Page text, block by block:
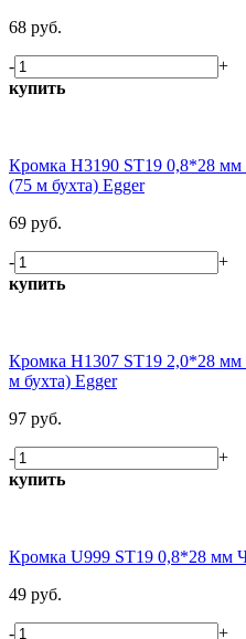
68 руб.
-
+
купить
Кромка H3190 ST19 0,8*28
(75 м бухта) Egger
69 руб.
-
+
купить
Кромка H1307 ST19 2,0*28
м бухта) Egger
97 руб.
-
+
купить
Кромка U999 ST19 0,8*28 мм
49 руб.
-
+